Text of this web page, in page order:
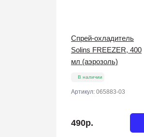
Спрей-охладитель
Solins FREEZER, 400
мл (аэрозоль)
В наличии
Артикул: 065883-03
490р.